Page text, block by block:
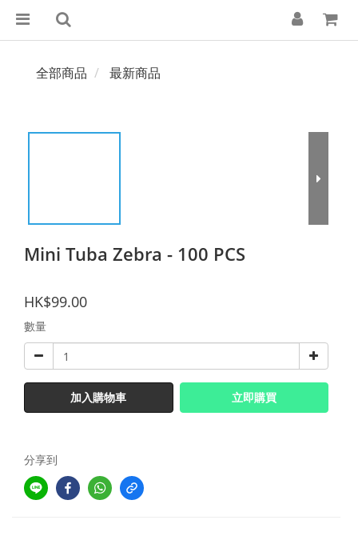
全部商品 最新商品
Mini Tuba Zebra - 100 PCS
HK$99.00
數量
加入購物車 立即購買
分享到